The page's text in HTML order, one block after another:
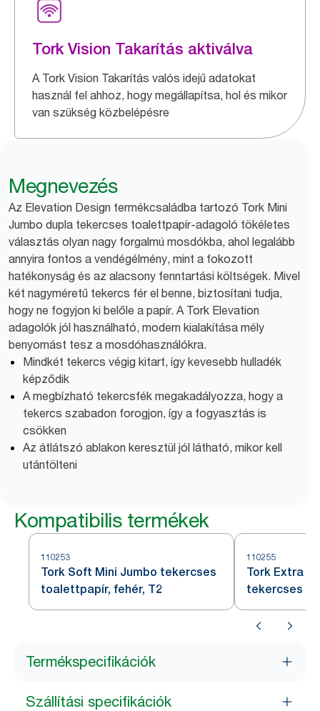
Tork Vision Takarítás aktiválva
A Tork Vision Takarítás valós idejű adatokat
használ fel ahhoz, hogy megállapítsa, hol és mikor
van szükség közbelépésre
Megnevezés
Az Elevation Design termékcsaládba tartozó Tork Mini
Jumbo dupla tekercses toalettpapír-adagoló tökéletes
választás olyan nagy forgalmú mosdókba, ahol legalább
annyira fontos a vendégélmény, mint a fokozott
hatékonyság és az alacsony fenntartási költségek. Mivel
két nagyméretű tekercs fér el benne, biztosítani tudja,
hogy ne fogyjon ki belőle a papír. A Tork Elevation
adagolók jól használható, modern kialakítása mély
benyomást tesz a mosdóhasználókra.
Mindkét tekercs végig kitart, így kevesebb hulladék
képződik
A megbízható tekercsfék megakadályozza, hogy a
tekercs szabadon forogjon, így a fogyasztás is
csökken
Az átlátszó ablakon keresztül jól látható, mikor kell
utántölteni
Kompatibilis termékek
110253
Tork Soft Mini Jumbo tekercses
toalettpapír, fehér, T2
110255
Tork Extra
tekercses
Termékspecifikációk
Szállítási specifikációk